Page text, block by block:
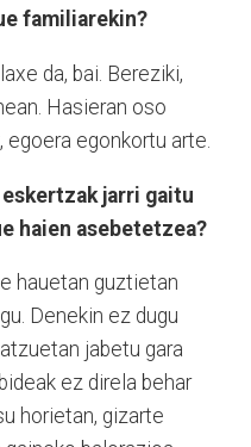
familiarekin?
da, bai. Bereziki,
Hasieran oso
egonkortu arte.
jarri gaitu
haien asebetetzea?
hauetan guztietan
Denekin ez dugu
jabetu gara
ez direla behar
horietan, gizarte